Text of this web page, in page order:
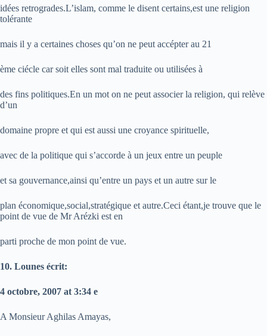
idées retrogrades.L’islam, comme le disent certains,est une religion
tolérante
mais il y a certaines choses qu’on ne peut accépter au 21
ème ciécle car soit elles sont mal traduite ou utilisées à
des fins politiques.En un mot on ne peut associer la religion, qui relève
d’un
domaine propre et qui est aussi une croyance spirituelle,
avec de la politique qui s’accorde à un jeux entre un peuple
et sa gouvernance,ainsi qu’entre un pays et un autre sur le
plan économique,social,stratégique et autre.Ceci étant,je trouve que le
point de vue de Mr Arézki est en
parti proche de mon point de vue.
10. Lounes écrit:
4 octobre, 2007 at 3:34 e
A Monsieur Aghilas Amayas,